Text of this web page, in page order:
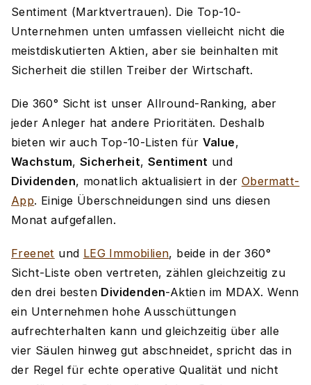
Sentiment (Marktvertrauen). Die Top-10-
Unternehmen unten umfassen vielleicht nicht die
meistdiskutierten Aktien, aber sie beinhalten mit
Sicherheit die stillen Treiber der Wirtschaft.
Die 360° Sicht ist unser Allround-Ranking, aber
jeder Anleger hat andere Prioritäten. Deshalb
bieten wir auch Top-10-Listen für Value,
Wachstum,Sicherheit, Sentiment und
Dividenden, monatlich aktualisiert in der Obermatt-
App. Einige Überschneidungen sind uns diesen
Monat aufgefallen.
Freenet und LEG Immobilien, beide in der 360°
Sicht-Liste oben vertreten, zählen gleichzeitig zu
den drei besten Dividenden-Aktien im MDAX. Wenn
ein Unternehmen hohe Ausschüttungen
aufrechterhalten kann und gleichzeitig über alle
vier Säulen hinweg gut abschneidet, spricht das in
der Regel für echte operative Qualität und nicht